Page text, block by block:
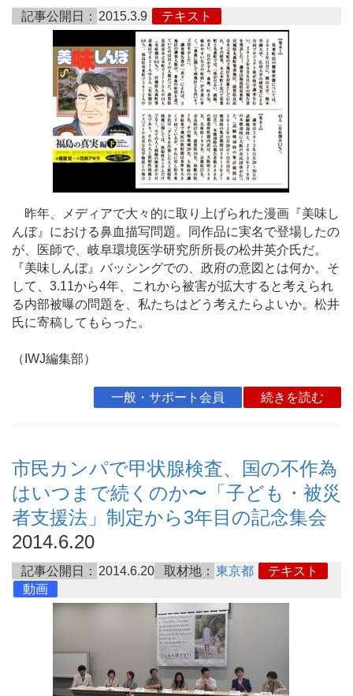
記事公開日： 2015.3.9 テキスト
昨年、メディアで大々的に取り上げられた漫画『美味し
んぼ』における鼻血描写問題。同作品に実名で登場したの
が、医師で、岐阜環境医学研究所所長の松井英介氏だ。
『美味しんぼ』バッシングでの、政府の意図とは何か。そ
して、3.11から4年、これから被害が拡大すると考えられ
る内部被曝の問題を、私たちはどう考えたらよいか。松井
氏に寄稿してもらった。
（IWJ編集部）
一般・サポート会員 続きを読む
市民カンパで甲状腺検査、国の不作為
はいつまで続くのか〜「子ども・被災
者支援法」制定から3年目の記念集会
2014.6.20
記事公開日： 2014.6.20 取材地： 東京都
テキスト
動画